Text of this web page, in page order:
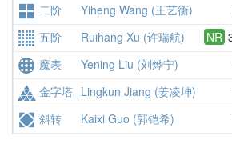
二阶 Yiheng Wang (王艺衡)
五阶 Ruihang Xu (许瑞航) NR
魔表 Yening Liu (刘烨宁)
金字塔 Lingkun Jiang (姜凌坤)
斜转 Kaixi Guo (郭铠希)